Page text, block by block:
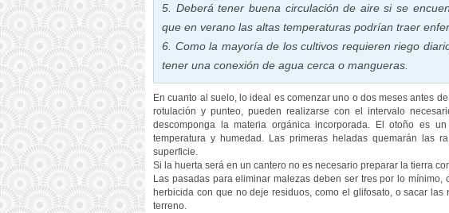
5. Deberá tener buena circulación de aire si se
que en verano las altas temperaturas podrían traer
6. Como la mayoría de los cultivos requieren riego
tener una conexión de agua cerca o mangueras.
En cuanto al suelo, lo ideal es comenzar uno o dos meses antes
rotulación y punteo, pueden realizarse con el intervalo
descomponga la materia orgánica incorporada. El otoño es
temperatura y humedad. Las primeras heladas quemarán las
superficie.
Si la huerta será en un cantero no es necesario preparar la tierra
Las pasadas para eliminar malezas deben ser tres por lo
herbicida con que no deje residuos, como el glifosato, o sacar las
terreno.